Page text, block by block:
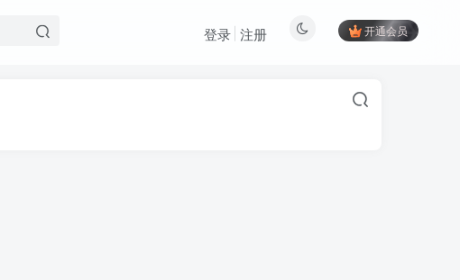
开通会员
登录 注册